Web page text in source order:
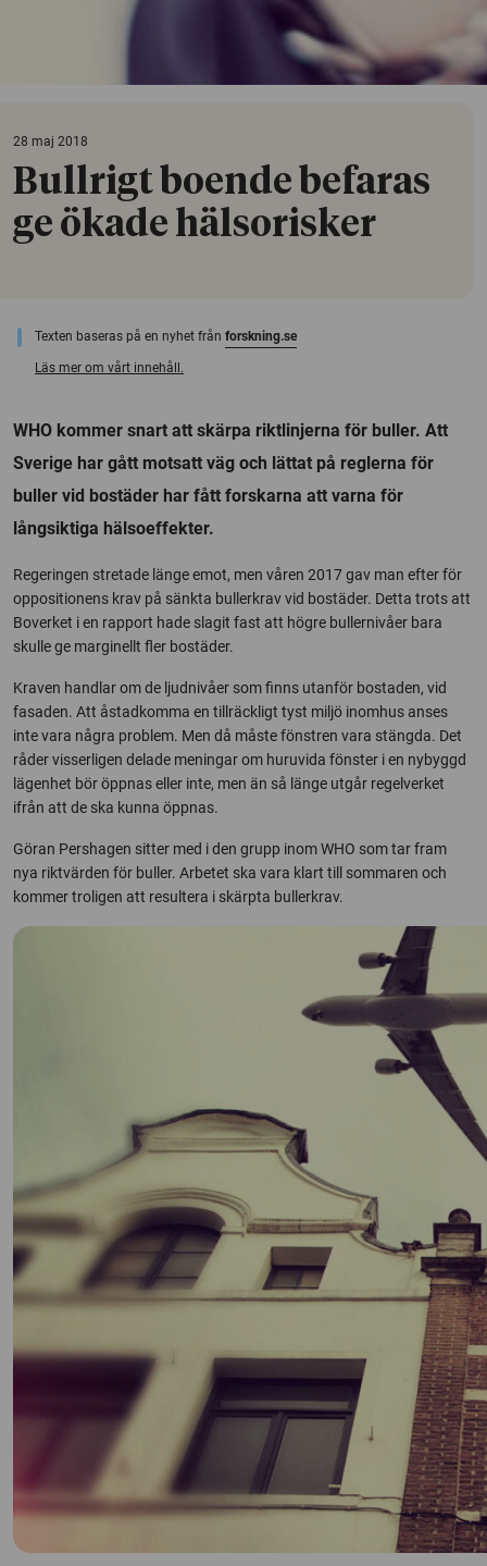
28 maj 2018
Bullrigt boende befaras
ge ökade hälsorisker
Texten baseras på en nyhet från forskning.se
Läs mer om vårt innehåll.
WHO kommer snart att skärpa riktlinjerna för buller. Att
Sverige har gått motsatt väg och lättat på reglerna för
buller vid bostäder har fått forskarna att varna för
långsiktiga hälsoeffekter.
Regeringen stretade länge emot, men våren 2017 gav man efter för
oppositionens krav på sänkta bullerkrav vid bostäder. Detta trots att
Boverket i en rapport hade slagit fast att högre bullernivåer bara
skulle ge marginellt fler bostäder.
Kraven handlar om de ljudnivåer som finns utanför bostaden, vid
fasaden. Att åstadkomma en tillräckligt tyst miljö inomhus anses
inte vara några problem. Men då måste fönstren vara stängda. Det
råder visserligen delade meningar om huruvida fönster i en nybyggd
lägenhet bör öppnas eller inte, men än så länge utgår regelverket
ifrån att de ska kunna öppnas.
Göran Pershagen sitter med i den grupp inom WHO som tar fram
nya riktvärden för buller. Arbetet ska vara klart till sommaren och
kommer troligen att resultera i skärpta bullerkrav.